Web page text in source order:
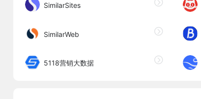
SimilarSites
SimilarWeb
5118营销大数据